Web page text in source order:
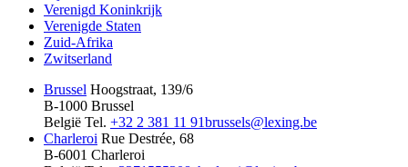
Verenigd Koninkrijk
Verenigde Staten
Zuid-Afrika
Zwitserland
Brussel Hoogstraat, 139/6
B-1000 Brussel
België Tel. +32 2 381 11 91brussels@lexing.be
Charleroi Rue Destrée, 68
B-6001 Charleroi